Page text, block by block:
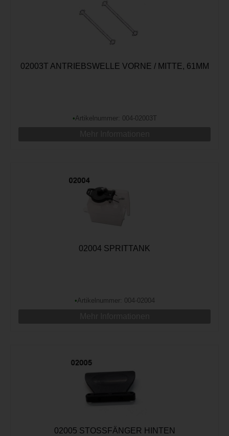
02003T ANTRIEBSWELLE VORNE / MITTE, 61MM
•Artikelnummer: 004-02003T
02004 SPRITTANK
•Artikelnummer: 004-02004
02005 STOSSFÄNGER HINTEN